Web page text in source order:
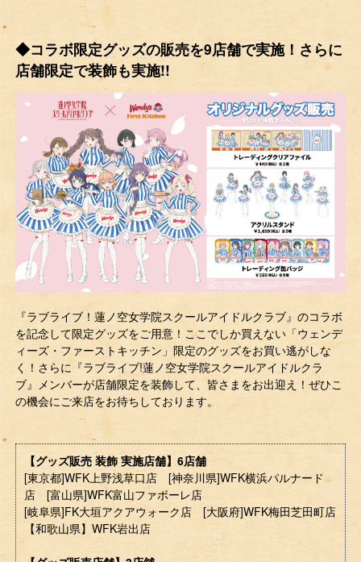
◆コラボ限定グッズの販売を9店舗で実施！さらに
店舗限定で装飾も実施!!
『ラブライブ！蓮ノ空女学院スクールアイドルクラブ』のコラボ
を記念して限定グッズをご用意！ここでしか買えない「ウェンデ
ィーズ・ファーストキッチン」限定のグッズをお買い逃がしな
く！さらに『ラブライブ!蓮ノ空女学院スクールアイドルクラ
ブ』メンバーが店舗限定を装飾して、皆さまをお出迎え！ぜひこ
の機会にご来店をお待ちしております。
【グッズ販売 装飾 実施店舗】6店舗
[東京都]WFK上野浅草口店 [神奈川県]WFK横浜パルナード
店 [富山県]WFK富山ファボーレ店
[岐阜県]FK大垣アクアウォーク店 [大阪府]WFK梅田芝田町店
【和歌山県】WFK岩出店